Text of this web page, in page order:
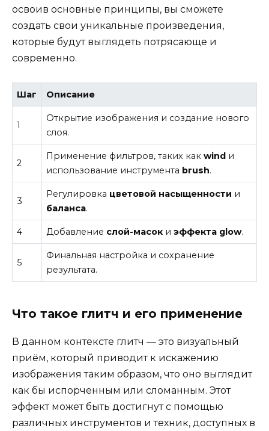
освоив основные принципы, вы сможете
создать свои уникальные произведения,
которые будут выглядеть потрясающе и
современно.
Шаг Описание
1
Открытие изображения и создание нового
слоя.
2
Применение фильтров, таких какwind и
использование инструмента brush.
3
Регулировка цветовой насыщенности и
баланса.
4 Добавление слой-масок иэффекта glow.
5
Финальная настройка и сохранение
результата.
Что такое глитч и его применение
В данном контексте глитч — это визуальный
приём, который приводит к искажению
изображения таким образом, что оно выглядит
как бы испорченным или сломанным. Этот
эффект может быть достигнут с помощью
различных инструментов и техник, доступных в